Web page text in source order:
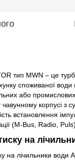
тип MWN – це
споживаної води
або промислових
корпусі з
встановлення
(M-Bus, Radio, Puls).
на